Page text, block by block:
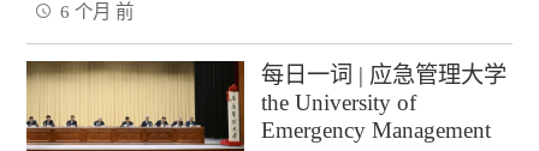
6 个月 前
每日一词 | 应急管理大学
the University of
Emergency Management